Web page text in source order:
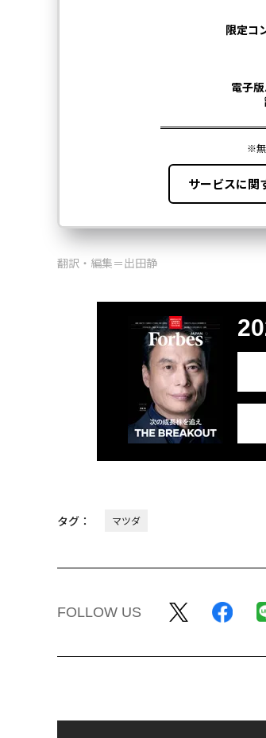
翻訳・編集＝出田静
タグ： マツダ
FOLLOW US